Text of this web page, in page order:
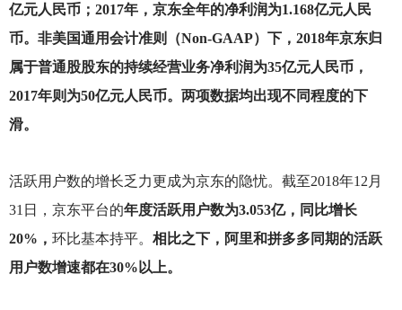
亿元人民币；2017年，京东全年的净利润为1.168亿元人民
币。非美国通用会计准则（Non-GAAP）下，2018年京东归
属于普通股股东的持续经营业务净利润为35亿元人民币，
2017年则为50亿元人民币。两项数据均出现不同程度的下
滑。
活跃用户数的增长乏力更成为京东的隐忧。截至2018年12月
31日，京东平台的年度活跃用户数为3.053亿，同比增长
20%， 环比基本持平。 相比之下，阿里和拼多多同期的活跃
用户数增速都在30%以上。